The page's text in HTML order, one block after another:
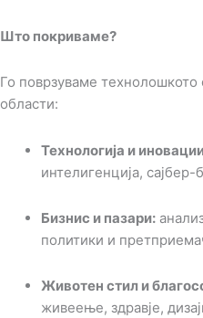
Што покриваме?
Го поврзуваме технолошкото
области:
Технологија и
интелигенција,
Бизнис и пазари:
политики и
Животен стил и
живеење, здравје,